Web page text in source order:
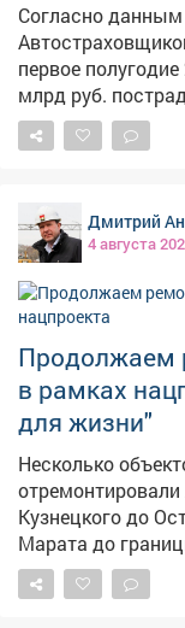
Согласно
первое
млрд руб.
оформить аварию
Подробнее в
Дмитрий
4 августа
Продолжаем
в рамках
для жизни"
Несколько
Кузнецкого до
Марата до
изношенное
Шахтёров до